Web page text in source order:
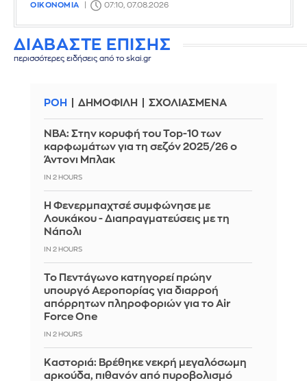
ΟΙΚΟΝΟΜΙΑ 07:10, 07.08.2026
ΔΙΑΒΑΣΤΕ ΕΠΙΣΗΣ
περισσότερες ειδήσεις από το skai.gr
ΡΟΗ ΔΗΜΟΦΙΛΗ ΣΧΟΛΙΑΣΜΕΝΑ
ΝΒΑ: Στην κορυφή του Top-10 των
καρφωμάτων για τη σεζόν 2025/26 ο
Άντονι Μπλακ
IN 2 HOURS
Η Φενερμπαχτσέ συμφώνησε με
Λουκάκου - Διαπραγματεύσεις με τη
Νάπολι
IN 2 HOURS
Το Πεντάγωνο κατηγορεί πρώην
υπουργό Αεροπορίας για διαρροή
απόρρητων πληροφοριών για το Air
Force One
IN 2 HOURS
Καστοριά: Βρέθηκε νεκρή μεγαλόσωμη
αρκούδα, πιθανόν από πυροβολισμό